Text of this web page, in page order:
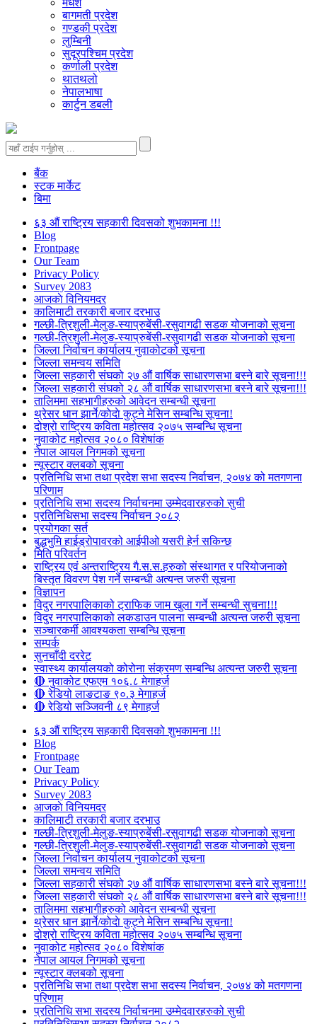
मधेश
बागमती प्रदेश
गण्डकी प्रदेश
लुम्बिनी
सुदूरपश्चिम प्रदेश
कर्णाली प्रदेश
थातथलो
नेपालभाषा
कार्टुन डबली
बैंक
स्टक मार्केट
बिमा
६३ औं राष्ट्रिय सहकारी दिवसको शुभकामना !!!
Blog
Frontpage
Our Team
Privacy Policy
Survey 2083
आजकाे विनियमदर
कालिमाटी तरकारी बजार दरभाउ
गल्छी-त्रिशुली-मेलुङ-स्याप्रुबेंसी-रसुवागढी सडक योजनाको सूचना
गल्छी-त्रिशुली-मेलुङ-स्याप्रुबेंसी-रसुवागढी सडक योजनाको सूचना
जिल्ला निर्वाचन कार्यालय नुवाकोटको सूचना
जिल्ला समन्वय समिति
जिल्ला सहकारी संघको २७ औं वार्षिक साधारणसभा बस्ने बारे सूचना!!!
जिल्ला सहकारी संघको २८ औं वार्षिक साधारणसभा बस्ने बारे सूचना!!!
तालिममा सहभागीहरुको आवेदन सम्बन्धी सूचना
थ्रेसर धान झार्ने/काेदाे कुट्ने मेसिन सम्बन्धि सूचना!
दोश्रो राष्ट्रिय कविता महोत्सव २०७५ सम्बन्धि सूचना
नुवाकोट महोत्सव २०८० विशेषांक
नेपाल आयल निगमको सूचना
न्यूस्टार क्लबको सूचना
प्रतिनिधि सभा तथा प्रदेश सभा सदस्य निर्वाचन, २०७४ को मतगणना
परिणाम
प्रतिनिधि सभा सदस्य निर्वाचनमा उम्मेदवारहरुको सुची
प्रतिनिधिसभा सदस्य निर्वाचन २०८२
प्रयोगका सर्त
बुद्धभुमि हाईड्रोपावरको आईपीओ यसरी हेर्न सकिन्छ
मिति परिवर्तन
राष्ट्रिय एवं अन्तराष्ट्रिय गै.स.स.हरुको संस्थागत र परियोजनाको
बिस्तृत विवरण पेश गर्ने सम्बन्धी अत्यन्त जरुरी सूचना
विज्ञापन
विदुर नगरपालिकाको ट्राफिक जाम खुला गर्ने सम्बन्धी सुचना!!!
विदुर नगरपालिकाको लकडाउन पालना सम्बन्धी अत्यन्त जरुरी सूचना
सञ्चारकर्मी आवश्यकता सम्बन्धि सूचना
सम्पर्क
सुनचाँदी दररेट
स्वास्थ्य कार्यालयको कोरोना संक्रमण सम्बन्धि अत्यन्त जरुरी सूचना
🔴 नुवाकोट एफएम १०६.८ मेगाहर्ज
🔴 रेडियो लाङटाङ ९०.३ मेगाहर्ज
🔴 रेडियो सञ्जिवनी ८९ मेगाहर्ज
६३ औं राष्ट्रिय सहकारी दिवसको शुभकामना !!!
Blog
Frontpage
Our Team
Privacy Policy
Survey 2083
आजकाे विनियमदर
कालिमाटी तरकारी बजार दरभाउ
गल्छी-त्रिशुली-मेलुङ-स्याप्रुबेंसी-रसुवागढी सडक योजनाको सूचना
गल्छी-त्रिशुली-मेलुङ-स्याप्रुबेंसी-रसुवागढी सडक योजनाको सूचना
जिल्ला निर्वाचन कार्यालय नुवाकोटको सूचना
जिल्ला समन्वय समिति
जिल्ला सहकारी संघको २७ औं वार्षिक साधारणसभा बस्ने बारे सूचना!!!
जिल्ला सहकारी संघको २८ औं वार्षिक साधारणसभा बस्ने बारे सूचना!!!
तालिममा सहभागीहरुको आवेदन सम्बन्धी सूचना
थ्रेसर धान झार्ने/काेदाे कुट्ने मेसिन सम्बन्धि सूचना!
दोश्रो राष्ट्रिय कविता महोत्सव २०७५ सम्बन्धि सूचना
नुवाकोट महोत्सव २०८० विशेषांक
नेपाल आयल निगमको सूचना
न्यूस्टार क्लबको सूचना
प्रतिनिधि सभा तथा प्रदेश सभा सदस्य निर्वाचन, २०७४ को मतगणना
परिणाम
प्रतिनिधि सभा सदस्य निर्वाचनमा उम्मेदवारहरुको सुची